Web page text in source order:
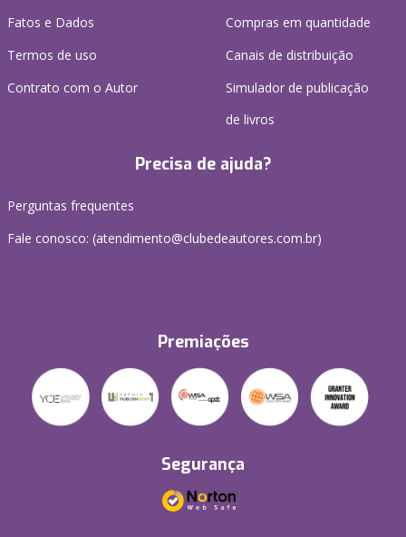
Fatos e Dados
Termos de uso
Contrato com o Autor
Compras em quantidade
Canais de distribuição
Simulador de publicação
de livros
Precisa de ajuda?
Perguntas frequentes
Fale conosco: (atendimento@clubedeautores.com.br)
Premiações
Segurança